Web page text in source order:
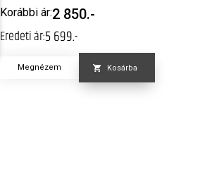
Korábbi ár:2 850.-
Eredeti ár:5 699.-
Megnézem Kosárba